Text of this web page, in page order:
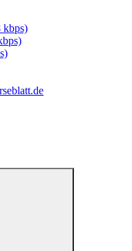
kbps)